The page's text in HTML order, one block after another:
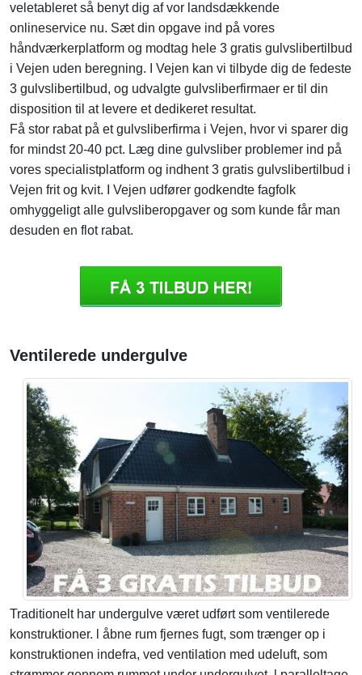
veletableret så benyt dig af vor landsdækkende
onlineservice nu. Sæt din opgave ind på vores
håndværkerplatform og modtag hele 3 gratis gulvslibertilbud
i Vejen uden beregning. I Vejen kan vi tilbyde dig de fedeste
3 gulvslibertilbud, og udvalgte gulvsliberfirmaer er til din
disposition til at levere et dedikeret resultat.
Få stor rabat på et gulvsliberfirma i Vejen, hvor vi sparer dig
for mindst 20-40 pct. Læg dine gulvsliber problemer ind på
vores specialistplatform og indhent 3 gratis gulvslibertilbud i
Vejen frit og kvit. I Vejen udfører godkendte fagfolk
omhyggeligt alle gulvsliberopgaver og som kunde får man
desuden en flot rabat.
Ventilerede undergulve
Traditionelt har undergulve været udført som ventilerede
konstruktioner. l åbne rum fjernes fugt, som trænger op i
konstruktionen indefra, ved ventilation med udeluft, som